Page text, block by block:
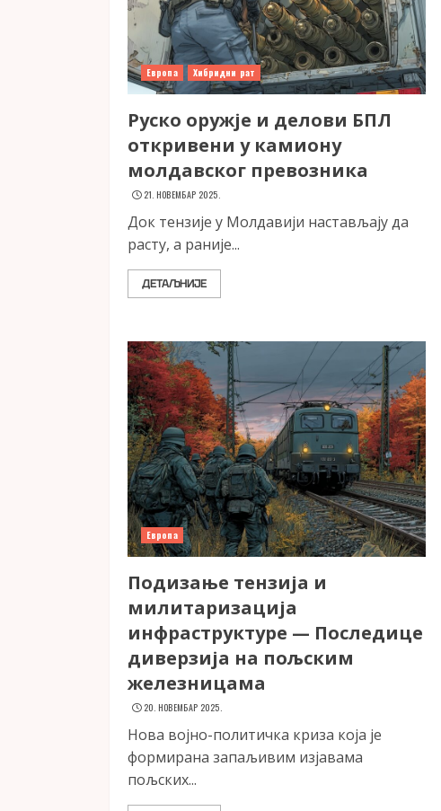
Европа Хибридни рат
Руско оружје и делови БПЛ
откривени у камиону
молдавског превозника
21. НОВЕМБАР 2025.
Док тензије у Молдавији настављају да
расту, а раније...
ДЕТАЉНИЈЕ
Европа
Подизање тензија и
милитаризација
инфраструктуре — Последице
диверзија на пољским
железницама
20. НОВЕМБАР 2025.
Нова војно-политичка криза која је
формирана запаљивим изјавама
пољских...